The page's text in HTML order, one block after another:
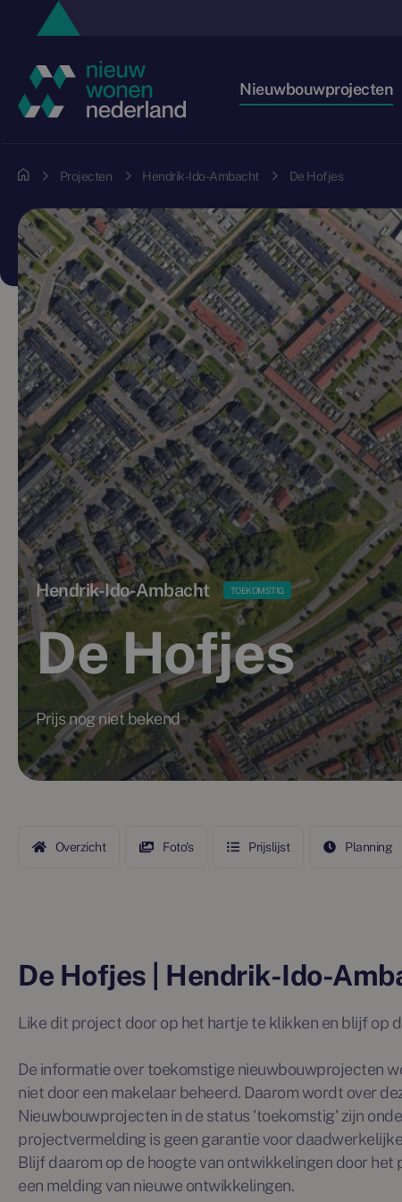
Nieuwbouwprojecten
Projecten Hendrik-Ido-Ambacht De Hofjes
Hendrik-Ido-Ambacht TOEKOMSTIG
De Hofjes
Prijs nog niet bekend
Overzicht Foto's Prijslijst Planning
De Hofjes | Hendrik-Ido-
Like dit project door op het hartje te klikken en blijf op
De informatie over toekomstige nieuwbouwprojecten
niet door een makelaar beheerd. Daarom wordt over
Nieuwbouwprojecten in de status 'toekomstig' zijn
projectvermelding is geen garantie voor
Blijf daarom op de hoogte van ontwikkelingen door het
een melding van nieuwe ontwikkelingen.